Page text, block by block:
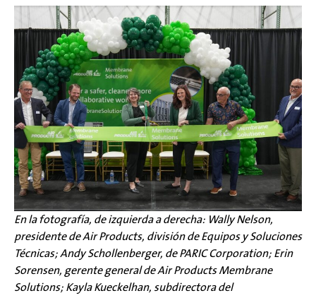
En la fotografía, de izquierda a derecha: Wally Nelson,
presidente de Air Products, división de Equipos y Soluciones
Técnicas; Andy Schollenberger, de PARIC Corporation; Erin
Sorensen, gerente general de Air Products Membrane
Solutions; Kayla Kueckelhan, subdirectora del